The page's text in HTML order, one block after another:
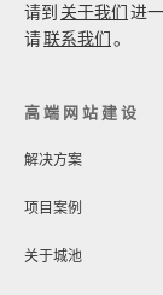
请到 关于我们进
请联系我们。
高端网站建设
解决方案
项目案例
关于城池